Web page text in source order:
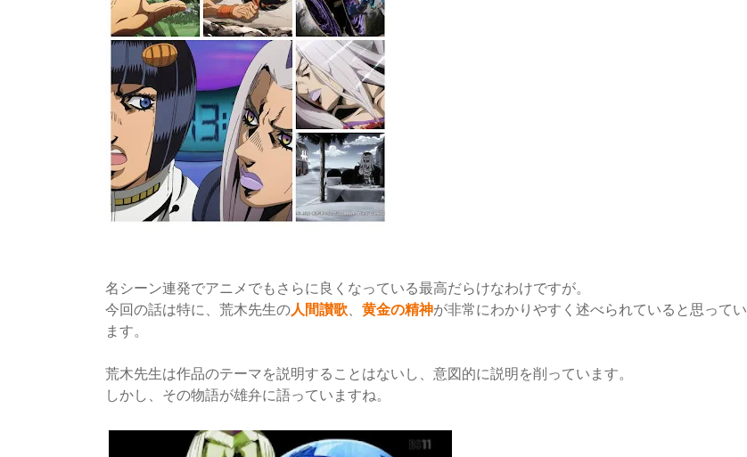
名シーン連発でアニメでもさらに良くなっている最高だらけなわけですが。
今回の話は特に、荒木先生の人間讃歌、 黄金の精神が非常にわかりやすく述べられていると思ってい
ます。
荒木先生は作品のテーマを説明することはないし、意図的に説明を削っています。
しかし、その物語が雄弁に語っていますね。